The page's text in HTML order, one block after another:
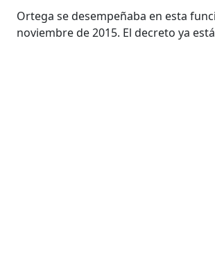
Ortega se desempeñaba en esta
noviembre de 2015. El decreto ya